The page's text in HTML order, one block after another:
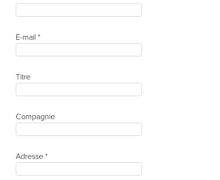
E-mail *
Titre
Compagnie
Adresse *